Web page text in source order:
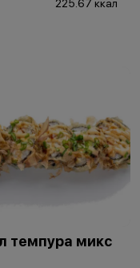
225.67 ккал
темпура микс